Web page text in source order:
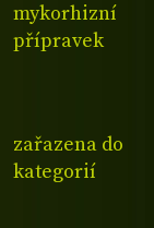
mykorhizní
přípravek
zařazena do
kategorií